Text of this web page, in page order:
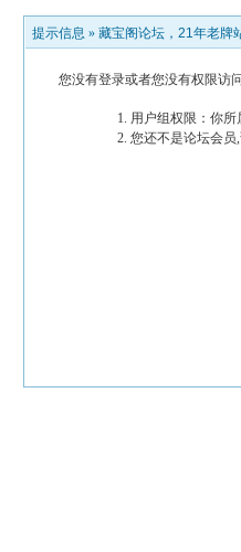
提示信息 » 藏宝阁论坛，21年老牌
您没有登录或者您没有权限访
用户组权限：你
您还不是论坛会员